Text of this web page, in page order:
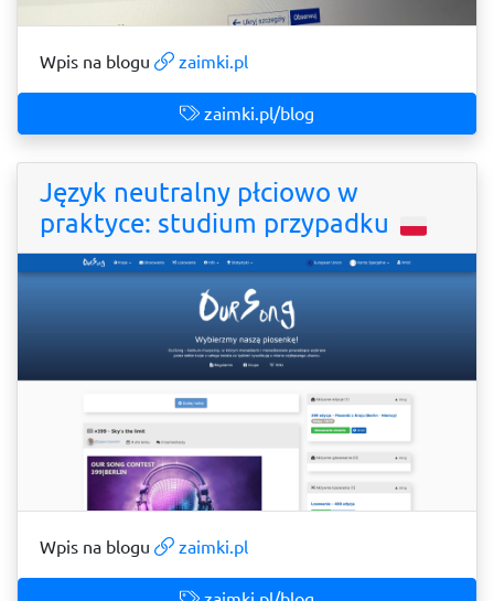
Wpis na blogu zaimki.pl
zaimki.pl/blog
Język neutralny płciowo w
praktyce: studium przypadku
Wpis na blogu zaimki.pl